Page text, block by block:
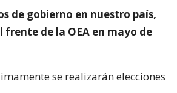
de gobierno en nuestro país,
de la OEA en mayo de
se realizarán elecciones